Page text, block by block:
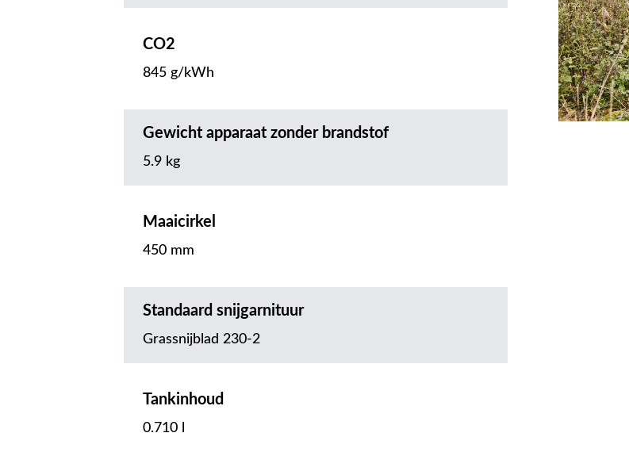
CO2
845 g/kWh
Gewicht apparaat zonder brandstof
5.9 kg
Maaicirkel
450 mm
Standaard snijgarnituur
Grassnijblad 230-2
Tankinhoud
0.710 l